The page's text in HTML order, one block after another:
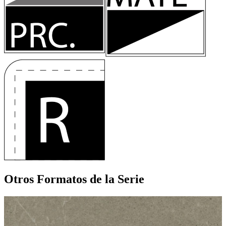
Otros Formatos de la Serie